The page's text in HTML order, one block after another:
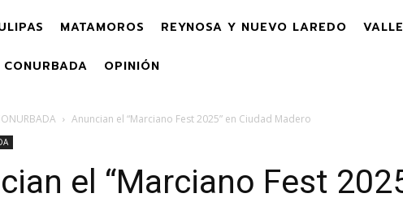
MATAMOROS REYNOSA Y NUEVO LAREDO
OPINIÓN
Anuncian el “Marciano Fest 2025” en Ciudad Madero
el “Marciano Fest